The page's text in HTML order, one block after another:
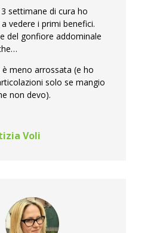
settimane di cura ho
vedere i primi benefici.
del gonfiore addominale
è meno arrossata (e ho
solo se mangio
non devo).
Voli